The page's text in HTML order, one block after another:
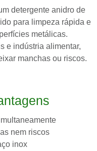
detergente anidro de
para limpeza rápida e
metálicas.
e indústria alimentar,
manchas ou riscos.
nem riscos
inox